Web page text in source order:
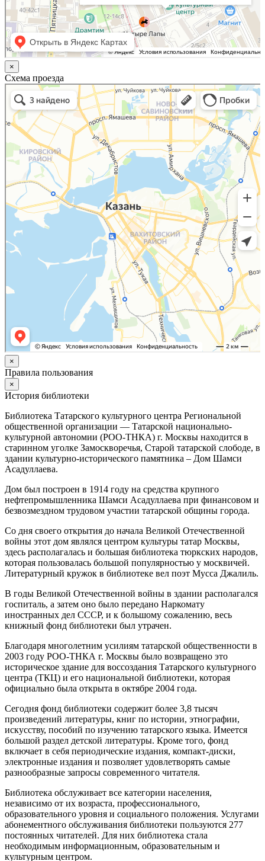
×
Схема проезда
Казань
Малый Татарский переулок, 8 на карте Москвы, ближайшее метро Новокузнецкая —
Яндекс.Карты
×
Правила пользования
×
История библиотеки
Библиотека Татарского культурного центра Региональной
общественной организации — Татарской национально-
культурной автономии (РОО-ТНКА) г. Москвы находится в
старинном уголке Замоскворечья, Старой татарской слободе, в
здании культурно-исторического памятника – Дом Шамси
Асадуллаева.
Дом был построен в 1914 году на средства крупного
нефтепромышленника Шамси Асадуллаева при финансовом и
безвозмездном трудовом участии татарской общины города.
Со дня своего открытия до начала Великой Отечественной
войны этот дом являлся центром культуры татар Москвы,
здесь располагалась и большая библиотека тюркских народов,
которая пользовалась большой популярностью у москвичей.
Литературный кружок в библиотеке вел поэт Мусса Джалиль.
В годы Великой Отечественной войны в здании располагался
госпиталь, а затем оно было передано Наркомату
иностранных дел СССР, и к большому сожалению, весь
книжный фонд библиотеки был утрачен.
Благодаря многолетним усилиям татарской общественности в
2003 году РОО-ТНКА г. Москвы было возвращено это
историческое здание для воссоздания Татарского культурного
центра (ТКЦ) и его национальной библиотеки, которая
официально была открыта в октябре 2004 года.
Сегодня фонд библиотеки содержит более 3,8 тысяч
произведений литературы, книг по истории, этнографии,
искусству, пособий по изучению татарского языка. Имеется
большой раздел детской литературы. Кроме того, фонд
включает в себя периодические издания, компакт-диски,
электронные издания и позволяет удовлетворять самые
разнообразные запросы современного читателя.
Библиотека обслуживает все категории населения,
независимо от их возраста, профессионального,
образовательного уровня и социального положения. Услугами
абонементного обслуживания библиотеки пользуются 277
постоянных читателей. Для них библиотека стала
необходимым информационным, образовательным и
культурным центром.